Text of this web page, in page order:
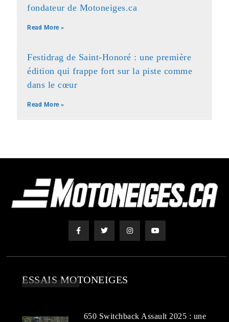
fondateur de Motoneiges.ca
Read More »
Festidrag de Saint-Honoré : une première
édition qui frappe fort sur la piste comme
dans le cœur
Read More »
ESSAIS MOTONEIGES
650 Switchback Assault 2025 : une